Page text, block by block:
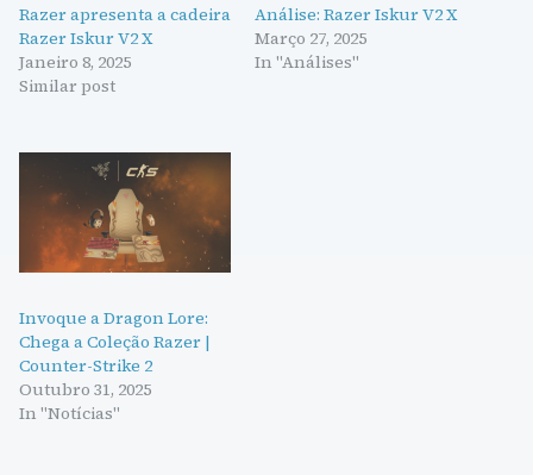
Razer apresenta a cadeira
Razer Iskur V2 X
Janeiro 8, 2025
Similar post
Análise: Razer Iskur V2 X
Março 27, 2025
In "Análises"
Invoque a Dragon Lore:
Chega a Coleção Razer |
Counter-Strike 2
Outubro 31, 2025
In "Notícias"